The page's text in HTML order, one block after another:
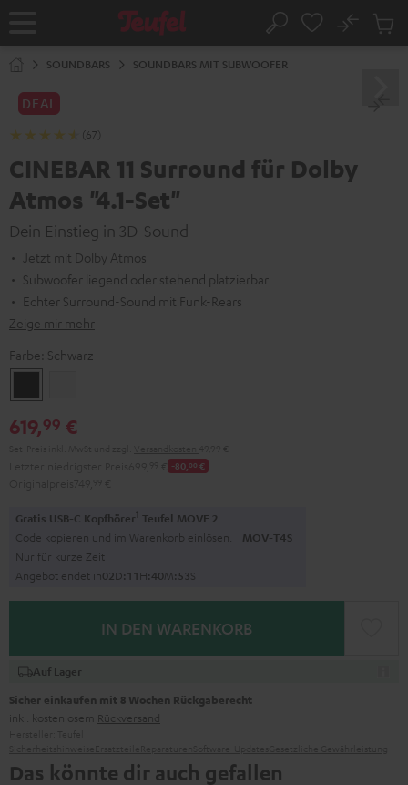
Startseite Suche
No
SOUNDBARS SOUNDBARS MIT SUBWOOFER
DEAL
(67)
CINEBAR 11 Surround für Dolby
Atmos "4.1-Set"
Dein Einstieg in 3D-Sound
Jetzt mit Dolby Atmos
Subwoofer liegend oder stehend platzierbar
Echter Surround-Sound mit Funk-Rears
Zeige mir mehr
Farbe: Schwarz
619,99 €
-80,00 €
Gratis USB-C Kopfhörer1 Teufel MOVE 2
Code kopieren und im Warenkorb einlösen. MOV-T4S
Nur für kurze Zeit
Angebot endet in02D:11H:40M: 52S
IN DEN WARENKORB
Auf Lager
Sicher einkaufen mit 8 Wochen Rückgaberecht
inkl. kostenlosem Rückversand
Das könnte dir auch gefallen